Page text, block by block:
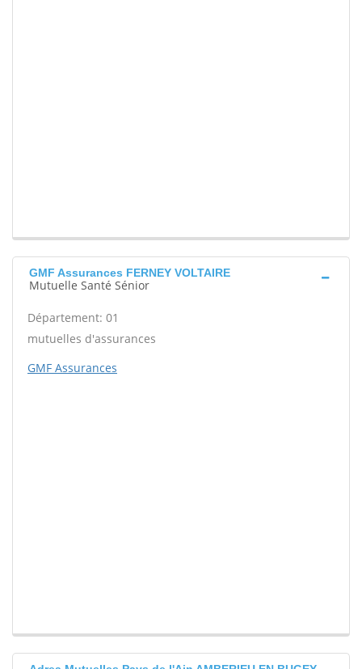
GMF Assurances FERNEY VOLTAIRE
Mutuelle Santé Sénior
Département: 01
mutuelles d'assurances
GMF Assurances